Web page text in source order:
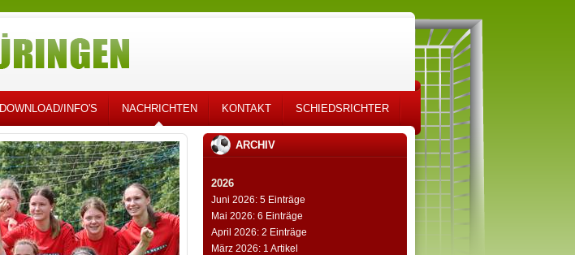
DOWNLOAD/INFO'S NACHRICHTEN KONTAKT SCHIEDSRICHTER
ARCHIV
2026
Juni 2026: 5 Einträge
Mai 2026: 6 Einträge
April 2026: 2 Einträge
März 2026: 1 Artikel